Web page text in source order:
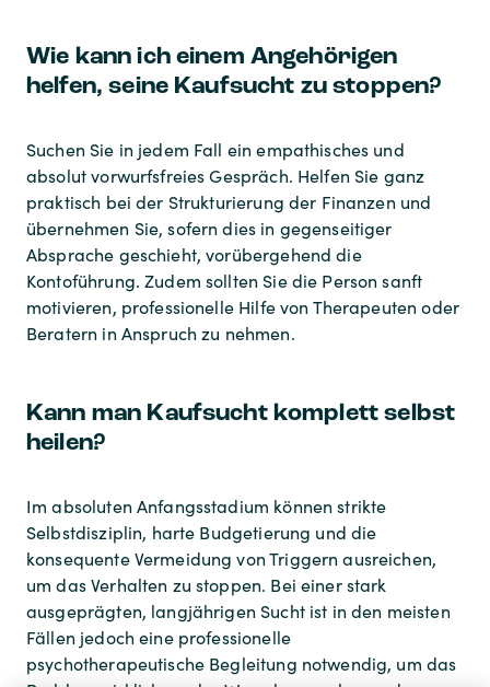
Wie kann ich einem Angehörigen
helfen, seine Kaufsucht zu stoppen?
Suchen Sie in jedem Fall ein empathisches und
absolut vorwurfsfreies Gespräch. Helfen Sie ganz
praktisch bei der Strukturierung der Finanzen und
übernehmen Sie, sofern dies in gegenseitiger
Absprache geschieht, vorübergehend die
Kontoführung. Zudem sollten Sie die Person sanft
motivieren, professionelle Hilfe von Therapeuten oder
Beratern in Anspruch zu nehmen.
Kann man Kaufsucht komplett selbst
heilen?
Im absoluten Anfangsstadium können strikte
Selbstdisziplin, harte Budgetierung und die
konsequente Vermeidung von Triggern ausreichen,
um das Verhalten zu stoppen. Bei einer stark
ausgeprägten, langjährigen Sucht ist in den meisten
Fällen jedoch eine professionelle
psychotherapeutische Begleitung notwendig, um das